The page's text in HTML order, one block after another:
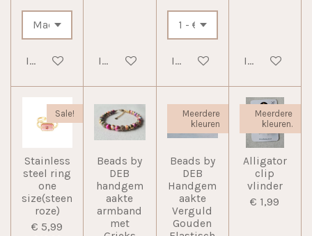
In winkelwagenIn winkelwagenIn winkelwagenIn
Sale!
Stainless
steel ring
one
size(steen
roze)
€ 5,99
Beads by
DEB
handgem
aakte
armband
met
Meerdere
kleuren
Beads by
DEB
Handgem
aakte
Verguld
Gouden
Meerdere
kleuren.
Alligator
clip
vlinder
€ 1,99